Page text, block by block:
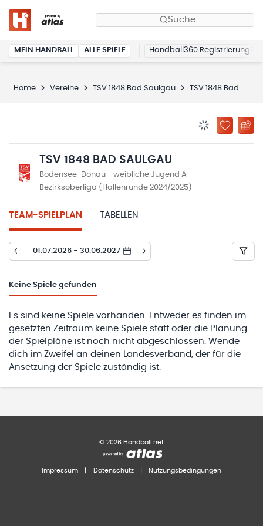
Suche
MEIN HANDBALL ALLE SPIELE Handball360 Registrierung
Home Vereine TSV 1848 Bad Saulgau TSV 1848 Bad Saulgau
ZU
TSV 1848 BAD SAULGAU
Bodensee-Donau - weibliche Jugend A
Bezirksoberliga (Hallenrunde 2024/2025)
TEAM-SPIELPLAN TABELLEN
01.07.2026 - 30.06.2027
Keine Spiele gefunden
Es sind keine Spiele vorhanden. Entweder es finden im
gesetzten Zeitraum keine Spiele statt oder die Planung
der Spielpläne ist noch nicht abgeschlossen. Wende
dich im Zweifel an deinen Landesverband, der für die
Ansetzung der Spiele zuständig ist.
© 2026 Handball.net
Impressum Datenschutz Nutzungsbedingungen